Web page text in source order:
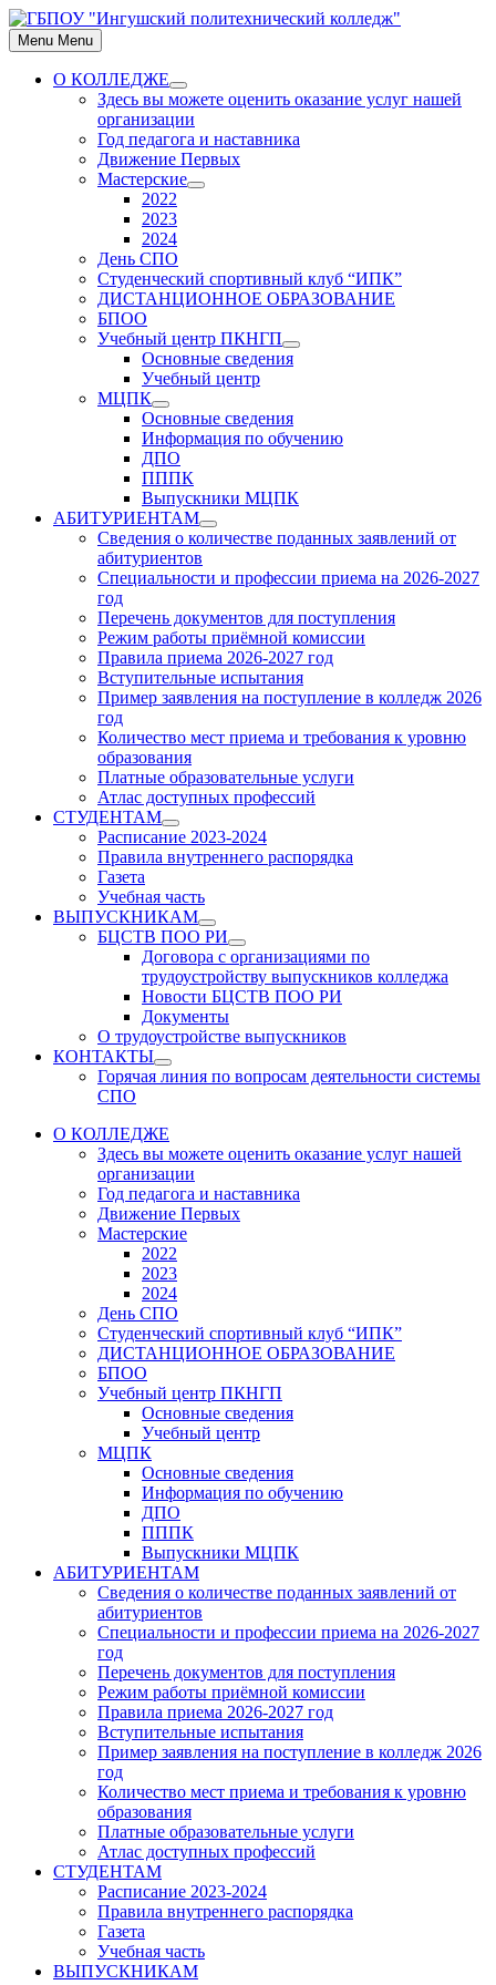
Skip
to
content
Menu Menu
О КОЛЛЕДЖЕ
Show
sub
menu
Здесь вы можете оценить оказание услуг нашей
организации
Год педагога и наставника
Движение Первых
Мастерские
Show
2022
2023
2024
День СПО
Студенческий спортивный клуб “ИПК”
ДИСТАНЦИОННОЕ ОБРАЗОВАНИЕ
БПОО
Учебный центр ПКНГП
Show
sub
Основные сведения
Учебный центр
МЦПК
Show
sub
menu
Основные сведения
Информация по обучению
ДПО
ПППК
Выпускники МЦПК
АБИТУРИЕНТАМ
Show
sub
Сведения о количестве поданных заявлений от
абитуриентов
Специальности и профессии приема на 2026-2027
год
Перечень документов для поступления
Режим работы приёмной комиссии
Правила приема 2026-2027 год
Вступительные испытания
Пример заявления на поступление в колледж 2026
год
Количество мест приема и требования к уровню
образования
Платные образовательные услуги
Атлас доступных профессий
СТУДЕНТАМ
Show
sub
menu
Расписание 2023-2024
Правила внутреннего распорядка
Газета
Учебная часть
ВЫПУСКНИКАМ
Show
sub
menu
БЦСТВ ПОО РИ
Show
sub
menu
Договора с организациями по
трудоустройству выпускников колледжа
Новости БЦСТВ ПОО РИ
Документы
О трудоустройстве выпускников
КОНТАКТЫ
Show
sub
Горячая линия по вопросам деятельности системы
СПО
О КОЛЛЕДЖЕ
Здесь вы можете оценить оказание услуг нашей
организации
Год педагога и наставника
Движение Первых
Мастерские
2022
2023
2024
День СПО
Студенческий спортивный клуб “ИПК”
ДИСТАНЦИОННОЕ ОБРАЗОВАНИЕ
БПОО
Учебный центр ПКНГП
Основные сведения
Учебный центр
МЦПК
Основные сведения
Информация по обучению
ДПО
ПППК
Выпускники МЦПК
АБИТУРИЕНТАМ
Сведения о количестве поданных заявлений от
абитуриентов
Специальности и профессии приема на 2026-2027
год
Перечень документов для поступления
Режим работы приёмной комиссии
Правила приема 2026-2027 год
Вступительные испытания
Пример заявления на поступление в колледж 2026
год
Количество мест приема и требования к уровню
образования
Платные образовательные услуги
Атлас доступных профессий
СТУДЕНТАМ
Расписание 2023-2024
Правила внутреннего распорядка
Газета
Учебная часть
ВЫПУСКНИКАМ